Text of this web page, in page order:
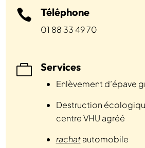
 Téléphone
01 88 33 49 70
 Services
Enlèvement d’épave
Destruction
centre VHU agréé
rachatautomobile